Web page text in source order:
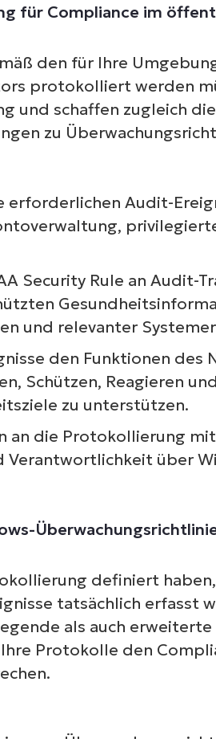
für Compliance im
den für Ihre
protokolliert werden
und schaffen zugleich die
zu
erforderlichen Audit-
Security Rule an Audit-
und relevanter
den Funktionen des
Schützen, Reagieren und
zu unterstützen.
an die Protokollierung
über
definiert haben,
tatsächlich erfasst
als auch erweiterte
Protokolle den